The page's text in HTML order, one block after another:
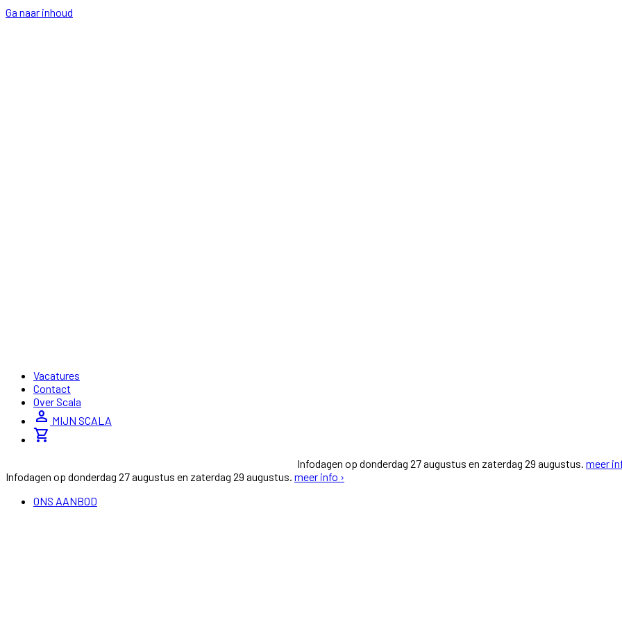
Ga naar inhoud
Vacatures
Contact
Over Scala
person MIJN SCALA
shopping_cart
Infodagen op donderdag 27 augustus en zaterdag 29 augustus. meer
Infodagen op donderdag 27 augustus en zaterdag 29 augustus. meer info ›
ONS AANBOD